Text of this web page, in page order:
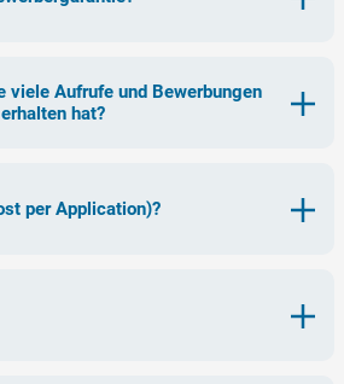
viele Aufrufe und Bewerbungen
hat?
per Application)?